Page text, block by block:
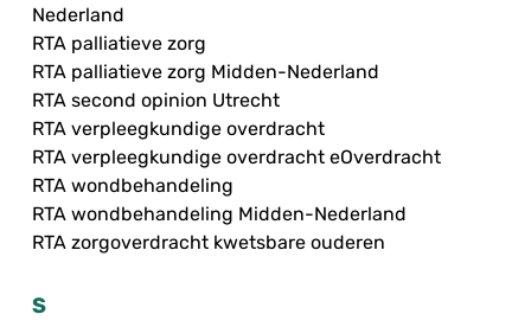
Nederland
RTA palliatieve zorg
RTA palliatieve zorg Midden-Nederland
RTA second opinion Utrecht
RTA verpleegkundige overdracht
RTA verpleegkundige overdracht eOverdracht
RTA wondbehandeling
RTA wondbehandeling Midden-Nederland
RTA zorgoverdracht kwetsbare ouderen
S